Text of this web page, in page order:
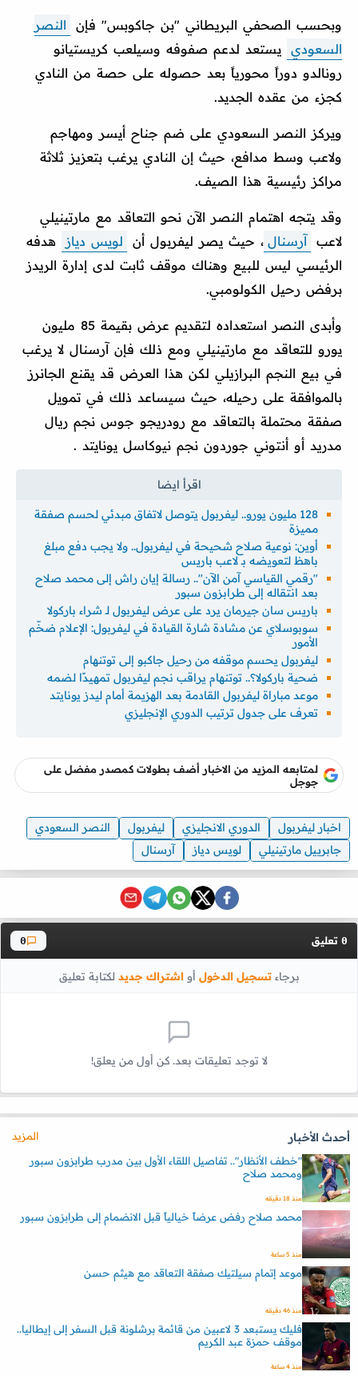
وبحسب الصحفي البريطاني "بن جاكوبس" فإن
النصر
السعودي يستعد لدعم صفوفه وسيلعب كريستيانو
رونالدو دوراً محورياً بعد حصوله على حصة من النادي
كجزء من عقده الجديد.
ويركز النصر السعودي على ضم جناح أيسر ومهاجم
ولاعب وسط مدافع، حيث إن النادي يرغب بتعزيز ثلاثة
مراكز رئيسية هذا الصيف.
وقد يتجه اهتمام النصر الآن نحو التعاقد مع مارتينيلي
لاعب آرسنال ، حيث يصر ليفربول أن لويس دياز
هدفه
الرئيسي ليس للبيع وهناك موقف ثابت لدى إدارة الريدز
برفض رحيل الكولومبي.
وأبدى النصر استعداده لتقديم عرض بقيمة 85 مليون
يورو للتعاقد مع مارتينيلي ومع ذلك فإن آرسنال لا يرغب
في بيع النجم البرازيلي لكن هذا العرض قد يقنع الجانرز
بالموافقة على رحيله، حيث سيساعد ذلك في تمويل
صفقة محتملة بالتعاقد مع رودريجو جوس نجم ريال
مدريد أو أنتوني جوردون نجم نيوكاسل يونايتد .
128 مليون يورو.. ليفربول يتوصل لاتفاق مبدئي لحسم صفقة
مميزة
أوين: نوعية صلاح شحيحة في ليفربول.. ولا يجب دفع مبلغ
باهظ لتعويضه بـ لاعب باريس
"رقمي القياسي آمن الآن".. رسالة إيان راش إلى محمد صلاح
بعد انتقاله إلى طرابزون سبور
باريس سان جيرمان يرد على عرض ليفربول لـ شراء باركولا
سوبوسلاي عن مشادة شارة القيادة في ليفربول: الإعلام ضخّم
الأمور
ليفربول يحسم موقفه من رحيل جاكبو إلى توتنهام
ضحية باركولا؟.. توتنهام يراقب نجم ليفربول تمهيدًا لضمه
موعد مباراة ليفربول القادمة بعد الهزيمة أمام ليدز يونايتد
تعرف على جدول ترتيب الدوري الإنجليزي
لمتابعه المزيد من الاخبار أضف بطولات كمصدر مفضل على
جوجل
اخبار ليفربول الدوري الانجليزي ليفربول
النصر السعودي
جابرييل مارتينيلي
لويس دياز آرسنال
0 تعليق 0
برجاءتسجيل الدخول أواشتراك جديد لكتابة تعليق
لا توجد تعليقات بعد. كن أول من يعلق!
أحدث الأخبار
المزيد
"خطف الأنظار".. تفاصيل اللقاء الأول بين مدرب طرابزون سبور
ومحمد صلاح
منذ 18 دقيقه
محمد صلاح رفض عرضاً خيالياً قبل الانضمام إلى طرابزون سبور
منذ 5 ساعة
موعد إتمام سيلتيك صفقة التعاقد مع هيثم حسن
منذ 46 دقيقه
فليك يستبعد 3 لاعبين من قائمة برشلونة قبل السفر إلى إيطاليا..
موقف حمزة عبد الكريم
منذ 4 ساعة